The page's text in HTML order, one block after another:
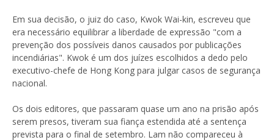
Em sua decisão, o juiz do caso, Kwok Wai-kin, escreveu que
era necessário equilibrar a liberdade de expressão "com a
prevenção dos possíveis danos causados por publicações
incendiárias". Kwok é um dos juízes escolhidos a dedo pelo
executivo-chefe de Hong Kong para julgar casos de segurança
nacional.
Os dois editores, que passaram quase um ano na prisão após
serem presos, tiveram sua fiança estendida até a sentença
prevista para o final de setembro. Lam não compareceu à